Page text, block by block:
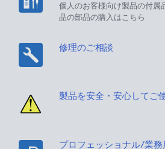
個人のお客様向け製品の付属
品の部品の購入はこちら
修理のご相談
製品を安全・安心してご
プロフェッショナル/業